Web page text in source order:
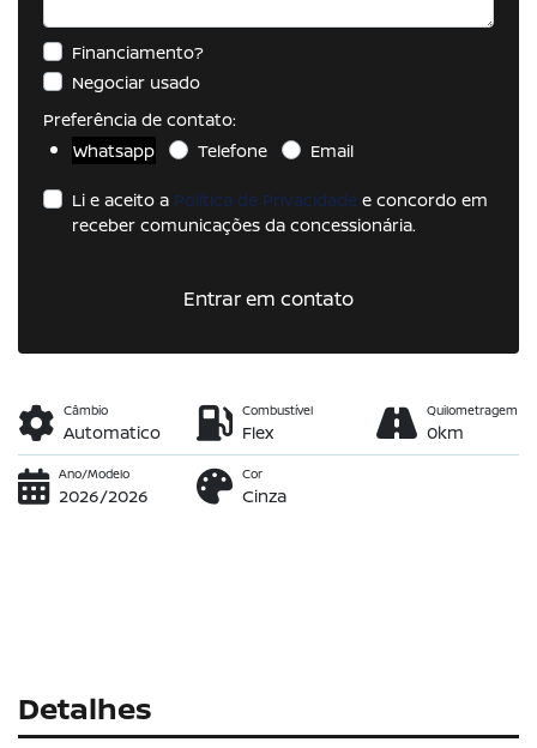
Financiamento?
Negociar usado
Preferência de contato:
Whatsapp
Telefone Email
Li e aceito a Política de Privacidade e concordo em
receber comunicações da concessionária.
Entrar em contato
Câmbio
Automatico
Combustível
Flex
Quilometragem
0km
Ano/Modelo
2026/2026
Cor
Cinza
Detalhes